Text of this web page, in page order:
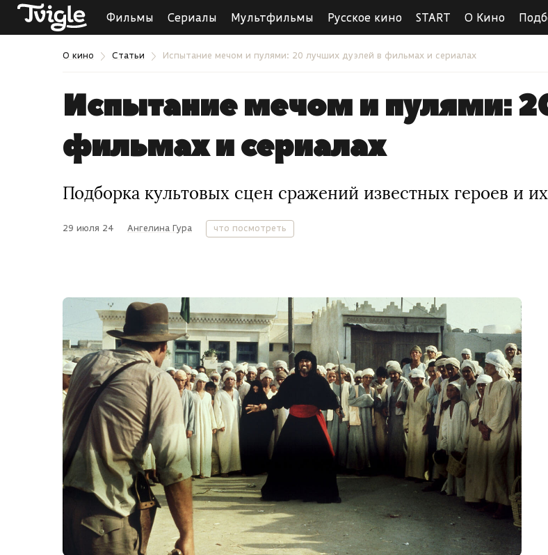
Фильмы Сериалы Мультфильмы Русское кино START О Кино
О кино Статьи Испытание мечом и пулями: 20 лучших дуэлей в фильмах и сериалах
Испытание мечом и пулями:
фильмах и сериалах
Подборка культовых сцен сражений известных героев и
29 июля 24 Ангелина Гура что посмотреть